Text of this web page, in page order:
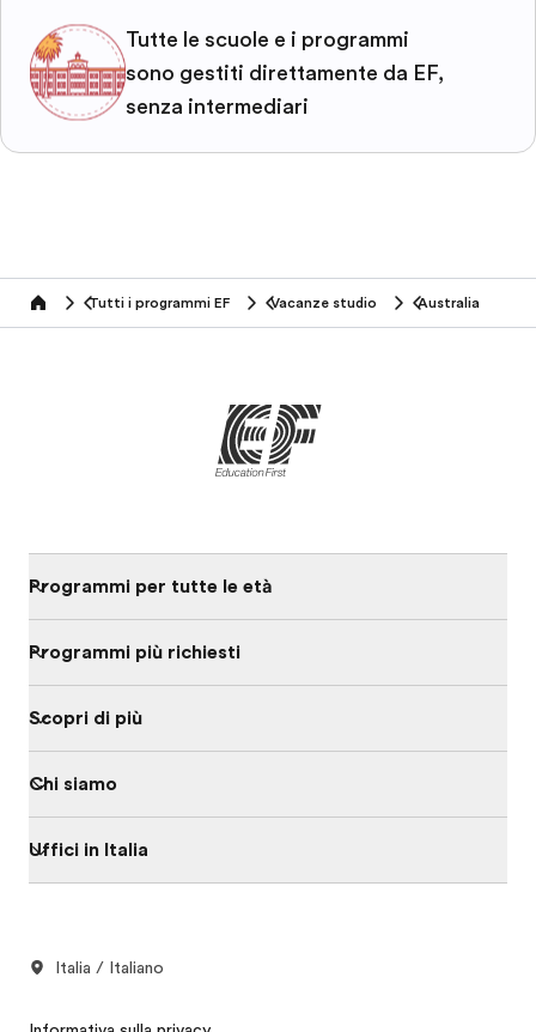
Tutte le scuole e i programmi
sono gestiti direttamente da EF,
senza intermediari
home Tutti i programmi EF Vacanze studio Australia
Programmi per tutte le età
Programmi più richiesti
Scopri di più
Chi siamo
Uffici in Italia
Italia / Italiano